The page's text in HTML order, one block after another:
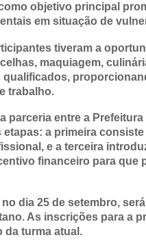
objetivo principal
em situação de
tiveram a
maquiagem,
trabalho.
parceria entre a
a primeira
e a terceira
financeiro para que
dia 25 de setembro,
As inscrições para a
da turma atual.